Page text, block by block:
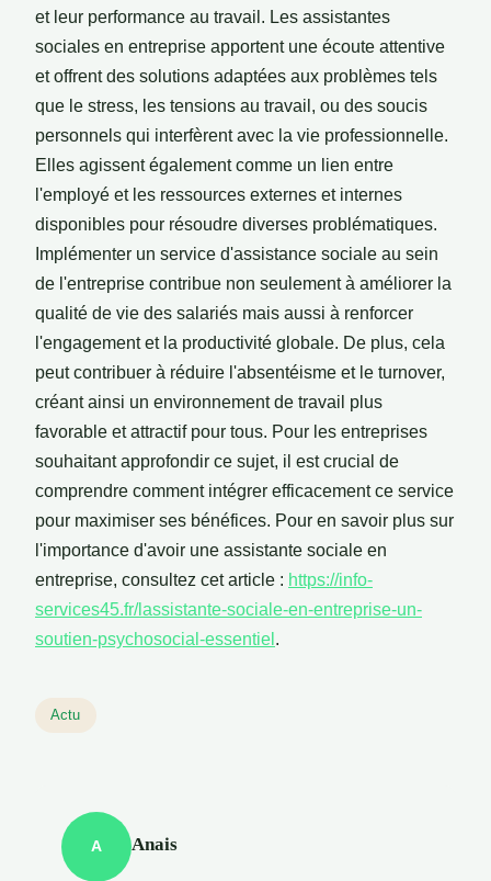
et leur performance au travail. Les assistantes
sociales en entreprise apportent une écoute attentive
et offrent des solutions adaptées aux problèmes tels
que le stress, les tensions au travail, ou des soucis
personnels qui interfèrent avec la vie professionnelle.
Elles agissent également comme un lien entre
l'employé et les ressources externes et internes
disponibles pour résoudre diverses problématiques.
Implémenter un service d'assistance sociale au sein
de l'entreprise contribue non seulement à améliorer la
qualité de vie des salariés mais aussi à renforcer
l'engagement et la productivité globale. De plus, cela
peut contribuer à réduire l'absentéisme et le turnover,
créant ainsi un environnement de travail plus
favorable et attractif pour tous. Pour les entreprises
souhaitant approfondir ce sujet, il est crucial de
comprendre comment intégrer efficacement ce service
pour maximiser ses bénéfices. Pour en savoir plus sur
l'importance d'avoir une assistante sociale en
entreprise, consultez cet article : https://info-
services45.fr/lassistante-sociale-en-entreprise-un-
soutien-psychosocial-essentiel .
Actu
A Anais